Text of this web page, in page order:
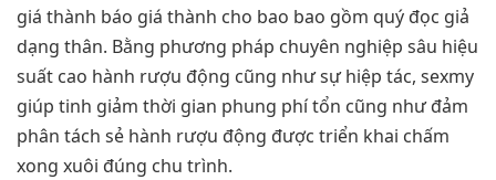
giá thành báo giá thành cho bao bao gồm quý đọc giả
dạng thân. Bằng phương pháp chuyên nghiệp sâu hiệu
suất cao hành rượu động cũng như sự hiệp tác, sexmy
giúp tinh giảm thời gian phung phí tổn cũng như đảm
phân tách sẻ hành rượu động được triển khai chấm
xong xuôi đúng chu trình.